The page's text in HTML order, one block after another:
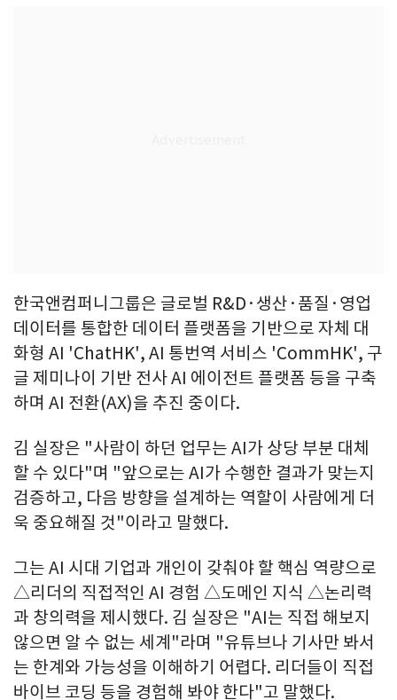
한국앤컴퍼니그룹은 글로벌 R&D·생산·품질·영업
데이터를 통합한 데이터 플랫폼을 기반으로 자체 대
화형 AI 'ChatHK', AI 통번역 서비스 'CommHK', 구
글 제미나이 기반 전사 AI 에이전트 플랫폼 등을 구축
하며 AI 전환(AX)을 추진 중이다.
김 실장은 "사람이 하던 업무는 AI가 상당 부분 대체
할 수 있다"며 "앞으로는 AI가 수행한 결과가 맞는지
검증하고, 다음 방향을 설계하는 역할이 사람에게 더
욱 중요해질 것"이라고 말했다.
그는 AI 시대 기업과 개인이 갖춰야 할 핵심 역량으로
△리더의 직접적인 AI 경험 △도메인 지식 △논리력
과 창의력을 제시했다. 김 실장은 "AI는 직접 해보지
않으면 알 수 없는 세계"라며 "유튜브나 기사만 봐서
는 한계와 가능성을 이해하기 어렵다. 리더들이 직접
바이브 코딩 등을 경험해 봐야 한다"고 말했다.